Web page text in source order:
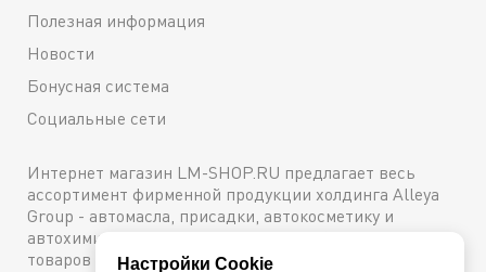
Полезная информация
Новости
Бонусная система
Социальные сети
Интернет магазин LM-SHOP.RU предлагает весь
ассортимент фирменной продукции холдинга Alleya
Group - автомасла, присадки, автокосметику и
автохимию. Каталог содержит подробное описание
товаров с техническими характеристиками и ценами.
Настройки Cookie